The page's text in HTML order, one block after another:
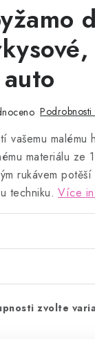
vašemu malému
materiálu ze
rukávem
techniku. Více
zvolte